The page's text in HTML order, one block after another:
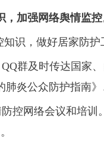
，加强网络舆情监控
识，做好居家防护
群及时传达国家
炎公众防护指南
控网络会议和培训